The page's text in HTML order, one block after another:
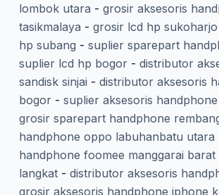
lombok utara - grosir aksesoris
tasikmalaya - grosir lcd hp sukoharjo
hp subang - suplier sparepart
suplier lcd hp bogor- distributor
sandisk sinjai - distributor aksesoris
bogor- suplier aksesoris
grosir sparepart handphone
handphone oppo labuhanbatu utara
handphone foomee manggarai barat
langkat- distributor aksesoris
grosir aksesoris handphone iphone